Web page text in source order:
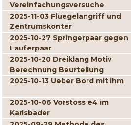
Vereinfachungsversuche
2025-11-03 Fluegelangriff und
Zentrumskonter
2025-10-27 Springerpaar gegen
Lauferpaar
2025-10-20 Dreiklang Motiv
Berechnung Beurteilung
2025-10-13 Ueber Bord mit ihm
2025-10-06 Vorstoss e4 im
Karlsbader